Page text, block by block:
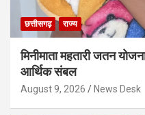
छत्तीसगढ़ राज्य
मिनीमाता महतारी जतन
आर्थिक संबल
August 9, 2026 News Desk